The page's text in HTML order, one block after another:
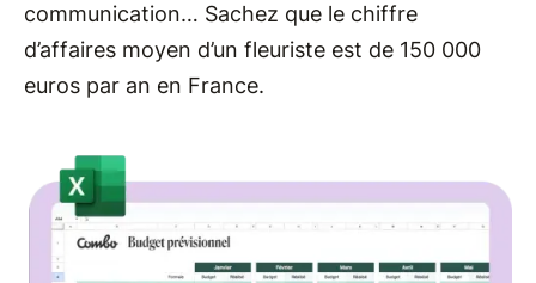
communication… Sachez que le chiffre
d’affaires moyen d’un fleuriste est de 150 000
euros par an en France.